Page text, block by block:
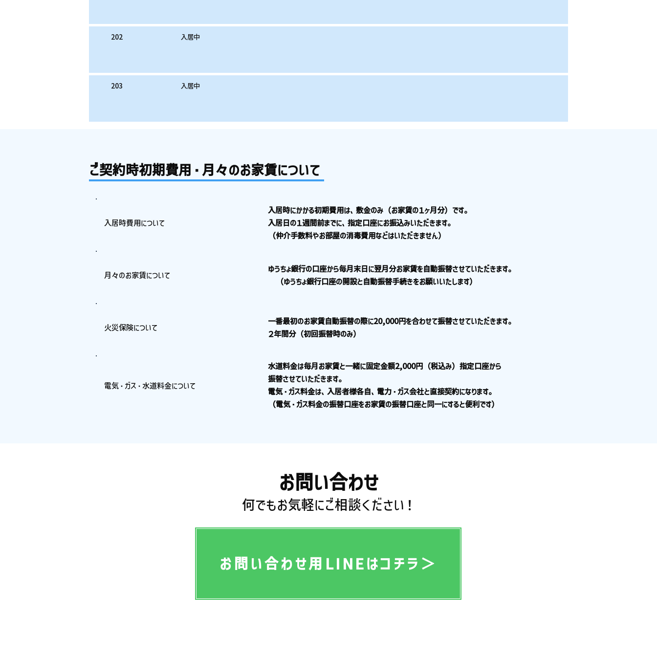
202 入居中
203 入居中
ご契約時初期費用・月々のお家賃について
入居時費用について
入居時にかかる初期費用は、敷金のみ（お家賃の１ヶ月分）です。
入居日の１週間前までに、指定口座にお振込みいただきます。
（仲介手数料やお部屋の消毒費用などはいただきません）
月々のお家賃について
ゆうちょ銀行の口座から毎月末日に翌月分お家賃を自動振替させていただきます。
（ゆうちょ銀行口座の開設と自動振替手続きをお願いいたします）
火災保険について
一番最初のお家賃自動振替の際に20,000円を合わせて振替させていただきます。
２年間分（初回振替時のみ）
電気・ガス・水道料金について
水道料金は毎月お家賃と一緒に固定金額2,000円（税込み）指定口座から
振替させていただきます。
電気・ガス料金は、入居者様各自、電力・ガス会社と直接契約になります。
（電気・ガス料金の振替口座をお家賃の振替口座と同一にすると便利です）
お問い合わせ
何でもお気軽にご相談ください！
お問い合わせ用LINEはコチラ＞